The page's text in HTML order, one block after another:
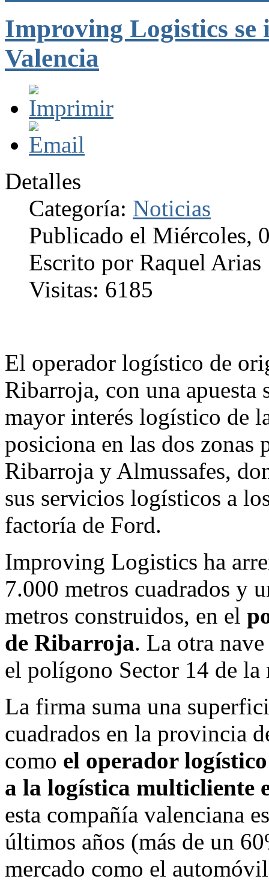
Improving Logistics
Valencia
Detalles
Categoría: Noticias
Publicado el Miércoles,
Escrito por Raquel Arias
Visitas: 6185
El operador logístico de
Ribarroja, con una apuesta
mayor interés logístico de
posiciona en las dos
Ribarroja y Almussafes,
sus servicios logísticos a
factoría de Ford.
Improving Logistics ha
7.000 metros cuadrados y
metros construidos, en el
de Ribarroja. La otra
el polígono Sector 14 de la
La firma suma una
cuadrados en la provincia
como el operador
a la logística multicliente
esta compañía valenciana
últimos años (más de un
mercado como el